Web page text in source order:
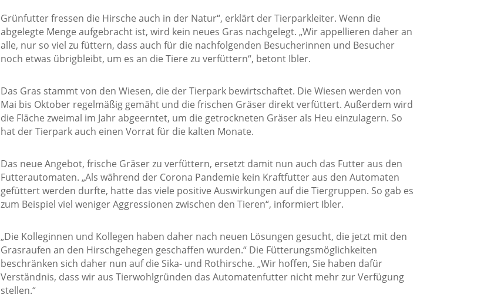
Grünfutter fressen die Hirsche auch in der Natur“, erklärt der Tierparkleiter. Wenn die
abgelegte Menge aufgebracht ist, wird kein neues Gras nachgelegt. „Wir appellieren daher an
alle, nur so viel zu füttern, dass auch für die nachfolgenden Besucherinnen und Besucher
noch etwas übrigbleibt, um es an die Tiere zu verfüttern“, betont Ibler.
Das Gras stammt von den Wiesen, die der Tierpark bewirtschaftet. Die Wiesen werden von
Mai bis Oktober regelmäßig gemäht und die frischen Gräser direkt verfüttert. Außerdem wird
die Fläche zweimal im Jahr abgeerntet, um die getrockneten Gräser als Heu einzulagern. So
hat der Tierpark auch einen Vorrat für die kalten Monate.
Das neue Angebot, frische Gräser zu verfüttern, ersetzt damit nun auch das Futter aus den
Futterautomaten. „Als während der Corona Pandemie kein Kraftfutter aus den Automaten
gefüttert werden durfte, hatte das viele positive Auswirkungen auf die Tiergruppen. So gab es
zum Beispiel viel weniger Aggressionen zwischen den Tieren“, informiert Ibler.
„Die Kolleginnen und Kollegen haben daher nach neuen Lösungen gesucht, die jetzt mit den
Grasraufen an den Hirschgehegen geschaffen wurden.“ Die Fütterungsmöglichkeiten
beschränken sich daher nun auf die Sika- und Rothirsche. „Wir hoffen, Sie haben dafür
Verständnis, dass wir aus Tierwohlgründen das Automatenfutter nicht mehr zur Verfügung
stellen.“